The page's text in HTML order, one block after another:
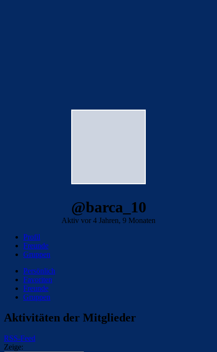
@barca_10
Aktiv vor 4 Jahren, 9 Monaten
Profil
Freunde
Gruppen
Persönlich
Favoriten
Freunde
Gruppen
Aktivitäten der Mitglieder
RSS-Feed
Zeige: